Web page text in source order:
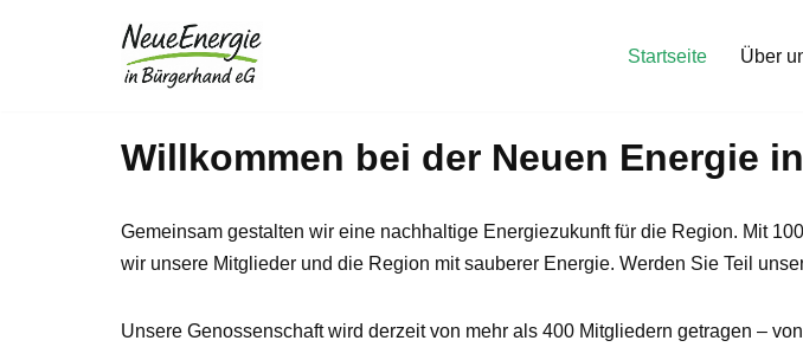
Startseite Über
Willkommen bei der Neuen Energie
Gemeinsam gestalten wir eine nachhaltige Energiezukunft für die Region. Mit
wir unsere Mitglieder und die Region mit sauberer Energie. Werden Sie Teil
Unsere Genossenschaft wird derzeit von mehr als 400 Mitgliedern getragen –